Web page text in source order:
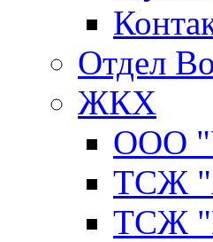
Отдел
ЖКХ
ООО
ТСЖ
ТСЖ